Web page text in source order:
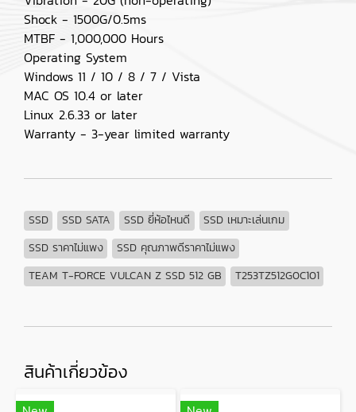
Shock - 1500G/0.5ms
MTBF - 1,000,000 Hours
Operating System
Windows 11 / 10 / 8 / 7 / Vista
MAC OS 10.4 or later
Linux 2.6.33 or later
Warranty - 3-year limited warranty
SSD SSD SATA SSD ยี่ห้อไหนดี
SSD เหมาะเล่นเกม
SSD ราคาไม่แพง
SSD คุณภาพดีราคาไม่แพง
TEAM T-FORCE VULCAN Z SSD 512 GB
T253TZ512G0C101
สินค้าเกี่ยวข้อง